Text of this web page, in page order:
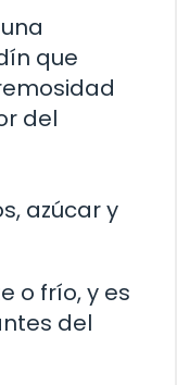
que
del
azúcar y
o frío, y es
del